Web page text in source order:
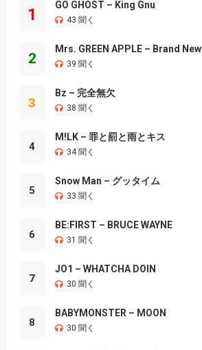
1
GO GHOST – King Gnu
43 聞く
2
Mrs. GREEN APPLE – Brand New
39 聞く
3
Bz – 完全無欠
38 聞く
4
M!LK – 罪と罰と雨とキス
34 聞く
5
Snow Man – グッタイム
33 聞く
6
BE:FIRST – BRUCE WAYNE
31 聞く
7
JO1 – WHATCHA DOIN
30 聞く
8
BABYMONSTER – MOON
30 聞く